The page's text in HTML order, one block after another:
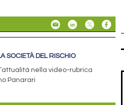
SOCIETÀ DEL RISCHIO
nella video-rubrica
Panarari